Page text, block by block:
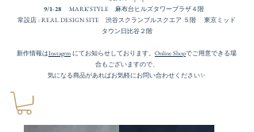
9/1-28
MARK'STYLE 麻布台ヒルズタワープラザ４階
常設店 : REAL DESIGN SITE 渋谷スクランブルスクエア ５階 東京ミッド
タウン日比谷２階
新作情報はInstagrm にてお知らせしております。 Online Shopでご用意できる場
合もございますので、
気になる商品があればお気軽にお問い合わせください✨